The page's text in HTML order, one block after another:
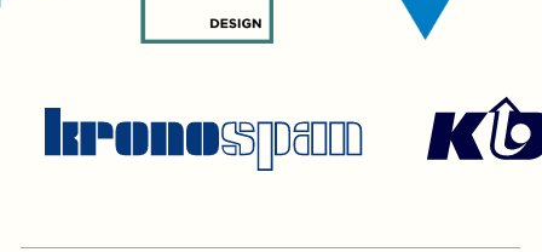
Покупателям Сотрудничество